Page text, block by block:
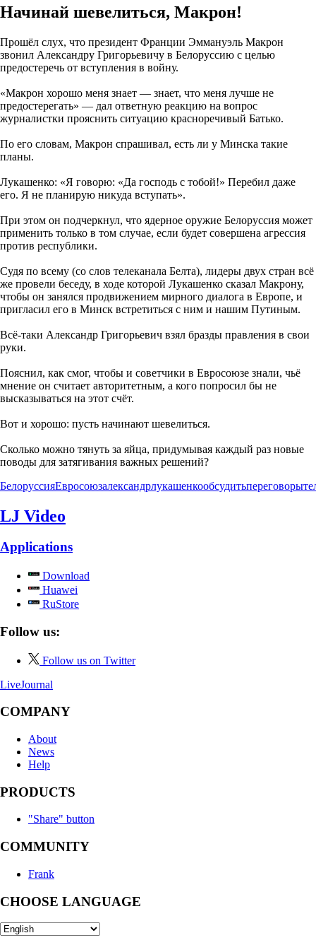
Начинай шевелиться, Макрон!
Прошёл слух, что президент Франции Эммануэль Макрон
звонил Александру Григорьевичу в Белоруссию с целью
предостеречь от вступления в войну.
«Макрон хорошо меня знает — знает, что меня лучше не
предостерегать» — дал ответную реакцию на вопрос
журналистки прояснить ситуацию красноречивый Батько.
По его словам, Макрон спрашивал, есть ли у Минска такие
планы.
Лукашенко: «Я говорю: «Да господь с тобой!» Перебил даже
его. Я не планирую никуда вступать».
При этом он подчеркнул, что ядерное оружие Белоруссия может
применить только в том случае, если будет совершена агрессия
против республики.
Судя по всему (со слов телеканала Белта), лидеры двух стран всё
же провели беседу, в ходе которой Лукашенко сказал Макрону,
чтобы он занялся продвижением мирного диалога в Европе, и
пригласил его в Минск встретиться с ним и нашим Путиным.
Всё-таки Александр Григорьевич взял бразды правления в свои
руки.
Пояснил, как смог, чтобы и советчики в Евросоюзе знали, чьё
мнение он считает авторитетным, а кого попросил бы не
высказываться на этот счёт.
Вот и хорошо: пусть начинают шевелиться.
Сколько можно тянуть за яйца, придумывая каждый раз новые
поводы для затягивания важных решений?
БелоруссияЕвросоюзалександрлукашенкообсудитьпереговоры
LJ Video
Applications
Download
Huawei
RuStore
Follow us:
Follow us on Twitter
LiveJournal
COMPANY
About
News
Help
PRODUCTS
"Share" button
COMMUNITY
Frank
CHOOSE LANGUAGE